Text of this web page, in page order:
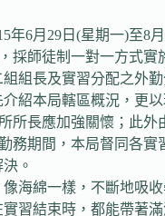
6月29日(星期一)至8
師徒制一對一方式
組長及實習分配之外
紹本局轄區概況，更
所長應加強關懷；此
務期間，本局督同各
。
海綿一樣，不斷地吸
習結束時，都能帶著